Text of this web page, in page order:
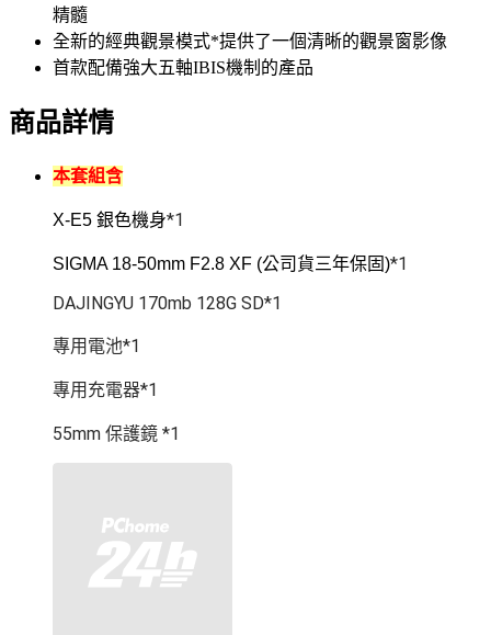
精髓
全新的經典觀景模式*提供了一個清晰的觀景窗影像
首款配備強大五軸IBIS機制的產品
商品詳情
本套組含
X-E5 銀色機身*1
SIGMA 18-50mm F2.8 XF (公司貨三年保固)*1
DAJINGYU 170mb 128G SD*1
專用電池*1
專用充電器*1
55mm 保護鏡 *1